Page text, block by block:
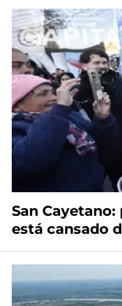
San
está cansado